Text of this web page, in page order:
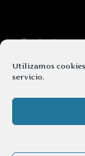
Utilizamos
servicio.
Contacto
Aviso legal